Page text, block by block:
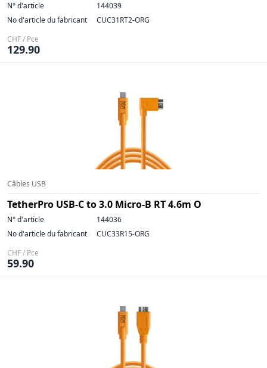
N° d'article
144039
No d'article du fabricant
CUC31RT2-ORG
CHF / Pce
129.90
Câbles USB
TetherPro USB-C to 3.0 Micro-B RT 4.6m O
N° d'article
144036
No d'article du fabricant
CUC33R15-ORG
CHF / Pce
59.90